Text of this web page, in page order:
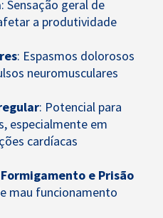
: Sensação geral de
a produtividade
: Espasmos dolorosos
neuromusculares
: Potencial para
especialmente em
cardíacas
e Prisão
mau funcionamento